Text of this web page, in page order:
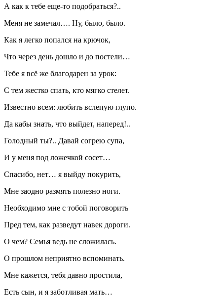
А как к тебе еще-то подобраться?..
Меня не замечал…. Ну, было, было.
Как я легко попался на крючок,
Что через день дошло и до постели…
Тебе я всё же благодарен за урок:
С тем жестко спать, кто мягко стелет.
Известно всем: любить вслепую глупо.
Да кабы знать, что выйдет, наперед!..
Голодный ты?.. Давай согрею супа,
И у меня под ложечкой сосет…
Спасибо, нет… я выйду покурить,
Мне заодно размять полезно ноги.
Необходимо мне с тобой поговорить
Пред тем, как разведут навек дороги.
О чем? Семья ведь не сложилась.
О прошлом неприятно вспоминать.
Мне кажется, тебя давно простила,
Есть сын, и я заботливая мать…